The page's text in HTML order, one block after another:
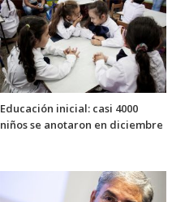
Educación inicial: casi 4000
niños se anotaron en diciembre